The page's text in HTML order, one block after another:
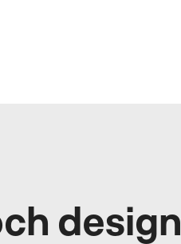
design